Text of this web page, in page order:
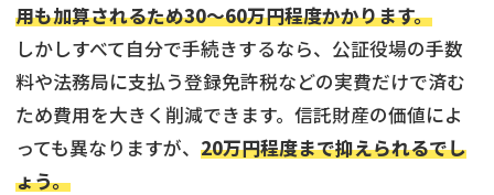
用も加算されるため30〜60万円程度かかります。
しかしすべて自分で手続きするなら、公証役場の手数
料や法務局に支払う登録免許税などの実費だけで済む
ため費用を大きく削減できます。信託財産の価値によ
っても異なりますが、 20万円程度まで抑えられるでし
ょう。